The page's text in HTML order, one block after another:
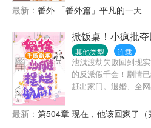
有多爱？祁总娶个女人
天，媒体如云，盛沐
声：老公~男人眸色深
众人又道：无脑花瓶
700分的都市丽人叫花
赚得盆满钵满；她创
再后来…傲娇继子：
儿媳妇啊，什么时候
总，协议签好的，我们
最新： 番外 「番外篇」平凡的一天
掀饭桌！小疯批
其他类型 连载
池浅渡劫失败回到现
的反派假千金！剧情
赶出家门。退婚、全
屈自己，不如创死别
专注吃瓜躺平，保温
最新： 第504章 现在，他该回家了（